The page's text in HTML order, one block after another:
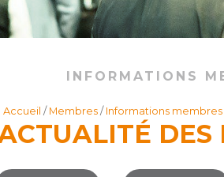
INFORMATIONS
Accueil / Membres / Informations membres
DES